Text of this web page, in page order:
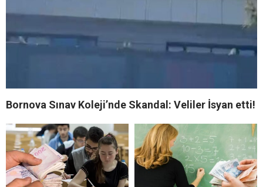
Bornova Sınav Koleji’nde Skandal: Veliler İsyan etti!